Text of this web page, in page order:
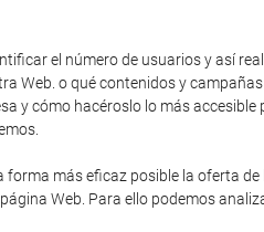
el número de usuarios y así
Web. o qué contenidos y
y cómo hacéroslo lo más accesible
más eficaz posible la oferta
Web. Para ello podemos